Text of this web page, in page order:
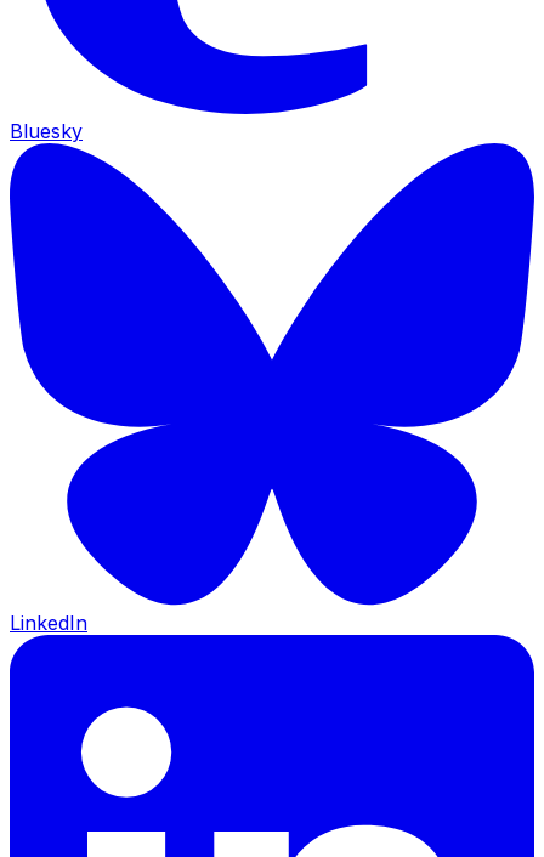
Bluesky
LinkedIn